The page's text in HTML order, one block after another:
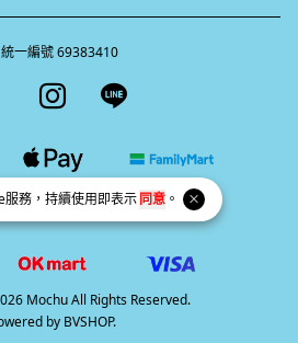
服務，持續使用即表示同意 。
統一編號 69383410
Facebook page
Instagram page
Line page
Mochu All Rights Reserved.
by BVSHOP.